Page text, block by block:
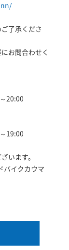
了承くださ
お問合わせく
20:00
19:00
います。
バイクカウマ